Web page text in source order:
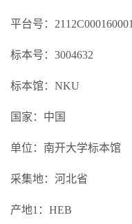
平台号：
标本号：3004632
标本馆：NKU
国家：中国
单位：南开大学标本馆
采集地：河北省
产地1：HEB